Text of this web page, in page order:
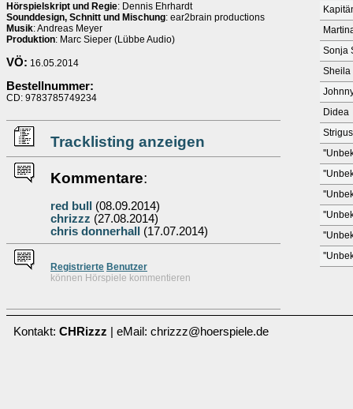
Hörspielskript und Regie: Dennis Ehrhardt
Sounddesign, Schnitt und Mischung: ear2brain productions
Musik: Andreas Meyer
Produktion: Marc Sieper (Lübbe Audio)
VÖ: 16.05.2014
Bestellnummer:
CD: 9783785749234
Tracklisting anzeigen
Kommentare:
red bull
(08.09.2014)
chrizzz (27.08.2014)
chris donnerhall
(17.07.2014)
Registrierte Benutzer
können Hörspiele kommentieren
Sonja
Sheila
Didea
Strigus
Kontakt: CHRizzz | eMail: chrizzz@hoerspiele.de